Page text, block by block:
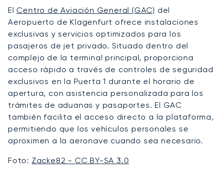
ElCentro de Aviación General (GAC) del
Aeropuerto de Klagenfurt ofrece instalaciones
exclusivas y servicios optimizados para los
pasajeros de jet privado. Situado dentro del
complejo de la terminal principal, proporciona
acceso rápido a través de controles de seguridad
exclusivos en la Puerta 1 durante el horario de
apertura, con asistencia personalizada para los
trámites de aduanas y pasaportes. El GAC
también facilita el acceso directo a la plataforma,
permitiendo que los vehículos personales se
aproximen a la aeronave cuando sea necesario.
Foto: Zacke82 - CC BY-SA 3.0